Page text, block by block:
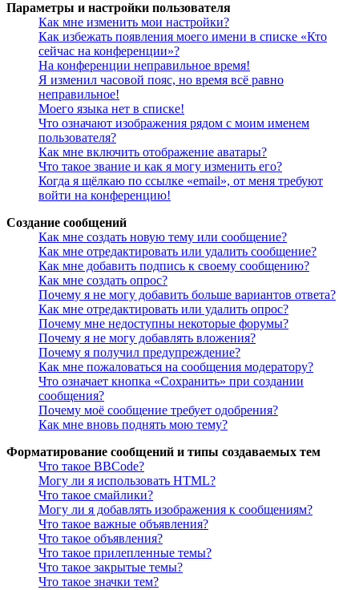
Параметры и настройки пользователя
Как мне изменить мои настройки?
Как избежать появления моего имени в списке «Кто
сейчас на конференции»?
На конференции неправильное время!
Я изменил часовой пояс, но время всё равно
неправильное!
Моего языка нет в списке!
Что означают изображения рядом с моим именем
пользователя?
Как мне включить отображение аватары?
Что такое звание и как я могу изменить его?
Когда я щёлкаю по ссылке «email», от меня требуют
войти на конференцию!
Создание сообщений
Как мне создать новую тему или сообщение?
Как мне отредактировать или удалить сообщение?
Как мне добавить подпись к своему сообщению?
Как мне создать опрос?
Почему я не могу добавить больше вариантов ответа?
Как мне отредактировать или удалить опрос?
Почему мне недоступны некоторые форумы?
Почему я не могу добавлять вложения?
Почему я получил предупреждение?
Как мне пожаловаться на сообщения модератору?
Что означает кнопка «Сохранить» при создании
сообщения?
Почему моё сообщение требует одобрения?
Как мне вновь поднять мою тему?
Форматирование сообщений и типы создаваемых тем
Что такое BBCode?
Могу ли я использовать HTML?
Что такое смайлики?
Могу ли я добавлять изображения к сообщениям?
Что такое важные объявления?
Что такое объявления?
Что такое прилепленные темы?
Что такое закрытые темы?
Что такое значки тем?